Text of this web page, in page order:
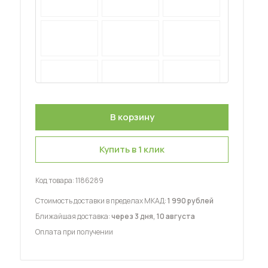
Купить в 1 клик
Код товара:1186289
Стоимость доставки в пределах МКАД:1 990 рублей
Ближайшая доставка:через 3 дня, 10 августа
Оплата при получении